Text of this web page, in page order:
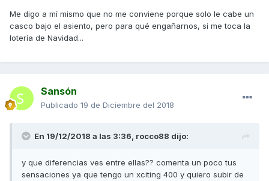
Me digo a mí mismo que no me conviene porque solo le cabe un
casco bajo el asiento, pero para qué engañarnos, si me toca la
lotería de Navidad...
Sansón
Publicado 19 de Diciembre del 2018
En 19/12/2018 a las 3:36, rocco88 dijo:
y que diferencias ves entre ellas?? comenta un poco tus
sensaciones ya que tengo un xciting 400 y quiero subir de